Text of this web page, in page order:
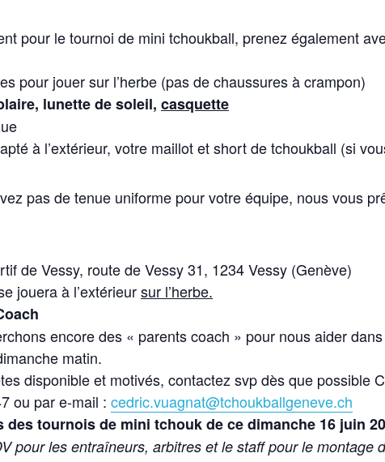
pour le tournoi de mini tchoukball, prenez également
pour jouer sur l’herbe (pas de chaussures à crampon)
lunette de soleil, casquette
à l’extérieur, votre maillot et short de tchoukball (si
pas de tenue uniforme pour votre équipe, nous vous
de Vessy, route de Vessy 31, 1234 Vessy (Genève)
jouera à l’extérieursur l’herbe.
encore des « parents coach » pour nous aider
matin.
disponible et motivés, contactez svp dès que possible
ou par e-mail : cedric.vuagnat@tchoukballgeneve.ch
des tournois de mini tchouk de ce dimanche 16 juin
pour les entraîneurs, arbitres et le staff pour le montage